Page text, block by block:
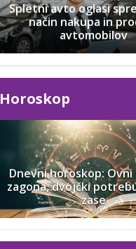
Spletni avto oglasi
način nakupa in
avtomobilov
Horoskop
Dnevni horoskop: Ovni
zagona, dvojčki
zase